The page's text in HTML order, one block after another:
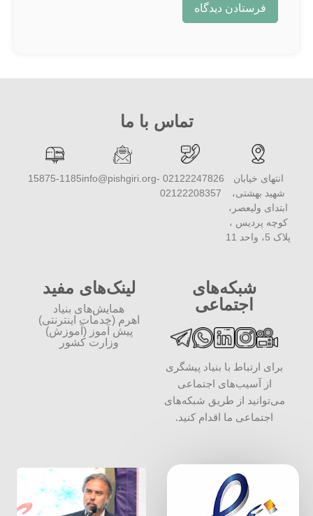
تماس با ما
انتهای خیابان
شهید بهشتی،
ابتدای ولیعصر،
کوچه پردیس ،
پلاک 5، واحد 11
02122247826 -
02122208357
info@pishgiri.org
15875-1185
شبکه‌های
اجتماعی
برای ارتباط با بنیاد پیشگری
از آسیب‌های اجتماعی
می‌توانید از طریق شبکه‌‎های
اجتماعی ما اقدام کنید.
لینک‌های مفید
همایش‌های بنیاد
اهرم (خدمات اینترنتی)
پیش آموز (آموزش)
وزارت کشور